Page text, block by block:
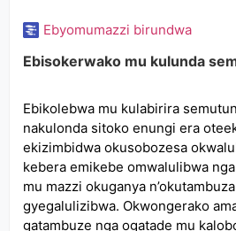
Ebyomumazzi birundwa
Ebisokerwako mu kulunda
Ebikolebwa mu kulabirira
nakulonda sitoko enungi era
ekizimbidwa okusobozesa
kebera emikebe omwalulibwa
mu mazzi okuganya
gyegalulizibwa. Okwongerako
gatambuze nga ogatade mu